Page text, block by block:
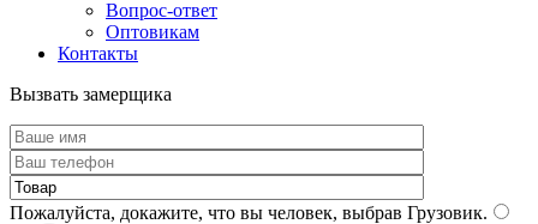
Вопрос-ответ
Оптовикам
Контакты
Вызвать замерщика
Пожалуйста, докажите, что вы человек, выбрав Грузовик.